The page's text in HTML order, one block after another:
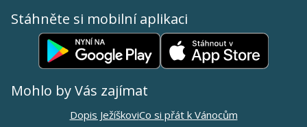
Stáhněte si mobilní aplikaci
Mohlo by Vás zajímat
Dopis JežíškoviCo si přát k Vánocům